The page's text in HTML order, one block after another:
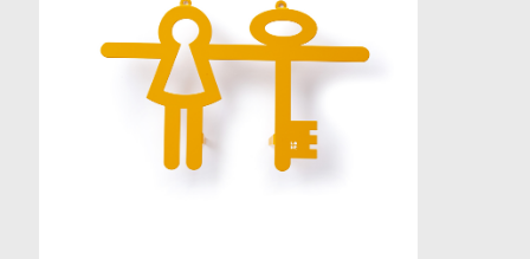
Σταυροί